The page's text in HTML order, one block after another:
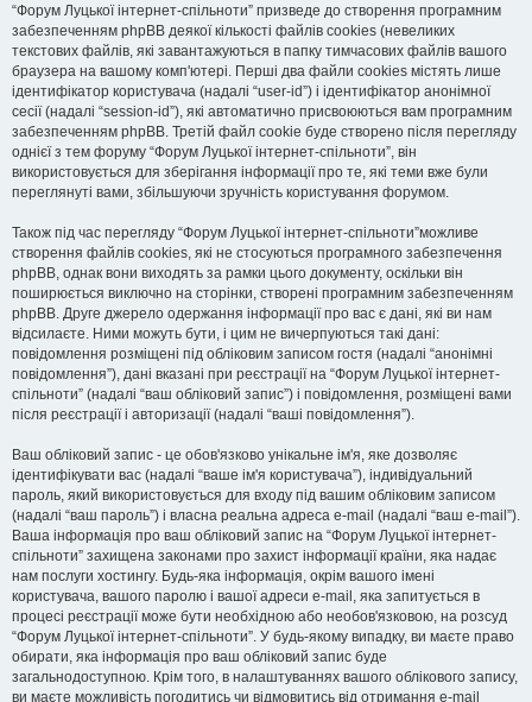
“Форум Луцької інтернет-спільноти” призведе до створення програмним
забезпеченням phpBB деякої кількості файлів cookies (невеликих
текстових файлів, які завантажуються в папку тимчасових файлів вашого
браузера на вашому комп'ютері. Перші два файли cookies містять лише
ідентифікатор користувача (надалі “user-id”) і ідентифікатор анонімної
сесії (надалі “session-id”), які автоматично присвоюються вам програмним
забезпеченням phpBB. Третій файл cookie буде створено після перегляду
однієї з тем форуму “Форум Луцької інтернет-спільноти”, він
використовується для зберігання інформації про те, які теми вже були
переглянуті вами, збільшуючи зручність користування форумом.
Також під час перегляду “Форум Луцької інтернет-спільноти”можливе
створення файлів cookies, які не стосуються програмного забезпечення
phpBB, однак вони виходять за рамки цього документу, оскільки він
поширюється виключно на сторінки, створені програмним забезпеченням
phpBB. Друге джерело одержання інформації про вас є дані, які ви нам
відсилаєте. Ними можуть бути, і цим не вичерпуються такі дані:
повідомлення розміщені під обліковим записом гостя (надалі “анонімні
повідомлення”), дані вказані при реєстрації на “Форум Луцької інтернет-
спільноти” (надалі “ваш обліковий запис”) і повідомлення, розміщені вами
після реєстрації і авторизації (надалі “ваші повідомлення”).
Ваш обліковий запис - це обов'язково унікальне ім'я, яке дозволяє
ідентифікувати вас (надалі “ваше ім'я користувача”), індивідуальний
пароль, який використовується для входу під вашим обліковим записом
(надалі “ваш пароль”) і власна реальна адреса e-mail (надалі “ваш e-mail”).
Ваша інформація про ваш обліковий запис на “Форум Луцької інтернет-
спільноти” захищена законами про захист інформації країни, яка надає
нам послуги хостингу. Будь-яка інформація, окрім вашого імені
користувача, вашого паролю і вашої адреси e-mail, яка запитується в
процесі реєстрації може бути необхідною або необов'язковою, на розсуд
“Форум Луцької інтернет-спільноти”. У будь-якому випадку, ви маєте право
обирати, яка інформація про ваш обліковий запис буде
загальнодоступною. Крім того, в налаштуваннях вашого облікового запису,
ви маєте можливість погодитись чи відмовитись від отримання e-mail